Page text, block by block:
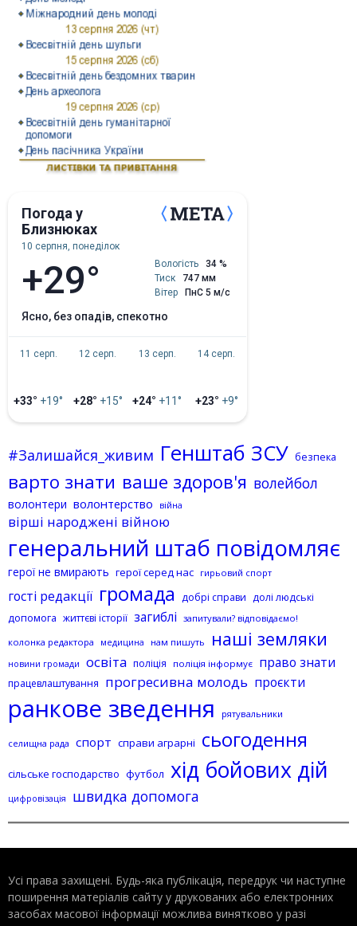
Погода у
Близнюках
10 серпня, понеділок
+29° Вологість
34 %
Тиск
747 мм
Вітер
ПнС 5 м/с
ясно, без опадів, спекотно
11 серп.
+33° +19°
12 серп.
+28° +15°
13 серп.
+24° +11°
14 серп.
+23° +9°
#Залишайся_живим Генштаб ЗСУ безпека
варто знати ваше здоров'я волейбол
волонтери волонтерство війна
вірші народжені війною
генеральний штаб повідомляє
герої не вмирають герої серед нас гирьовий спорт
гості редакції громада добрі справи долі людські
допомога життєві історії загиблі запитували? відповідаємо!
колонка редактора
медицина нам пишуть наші земляки
новини громади освіта поліція поліція інформує право знати
працевлаштування прогресивна молодь проєкти
ранкове зведення рятувальники
селищна рада спорт справи аграрні сьогодення
сільське господарство футбол хід бойових дій
цифровізація швидка допомога
Усі права захищені. Будь-яка публiкацiя, передрук чи наступне
поширення матеріалів сайту у друкованих або електронних
засобах масової інформації можлива винятково у разі